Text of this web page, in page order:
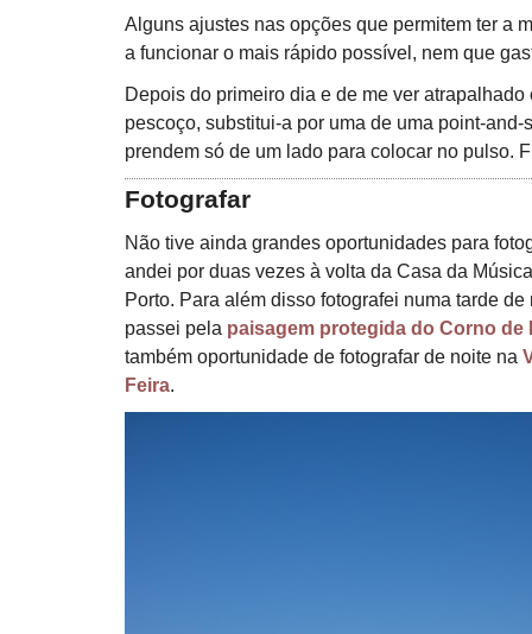
Alguns ajustes nas opções que permitem ter a
a funcionar o mais rápido possível, nem que
Depois do primeiro dia e de me ver
pescoço, substitui-a por uma de uma point-
prendem só de um lado para colocar no pulso.
Fotografar
Não tive ainda grandes oportunidades para
andei por duas vezes à volta da Casa da
Porto. Para além disso fotografei numa tarde
passei pela paisagem protegida do Corno de
também oportunidade de fotografar de noite na
Feira.